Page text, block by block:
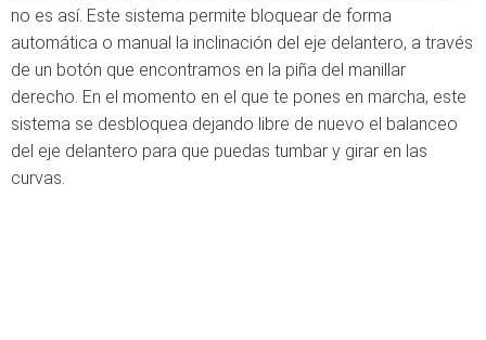
no es así. Este sistema permite bloquear de forma
automática o manual la inclinación del eje delantero, a través
de un botón que encontramos en la piña del manillar
derecho. En el momento en el que te pones en marcha, este
sistema se desbloquea dejando libre de nuevo el balanceo
del eje delantero para que puedas tumbar y girar en las
curvas.